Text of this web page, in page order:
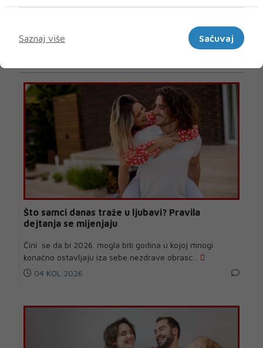
Što samci danas traže u ljubavi? Pravila
dejtanja se mijenjaju
Čini se da bi 2026. mogla biti godina u kojoj mnogi
konačno ostavljaju iza sebe nezdrave obrasc...
04 KOL 2026
Saznaj više
Sačuvaj